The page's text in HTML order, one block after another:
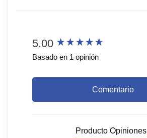
5.00
Basado en 1 opinión
Comentario
Producto Opiniones
New content loaded